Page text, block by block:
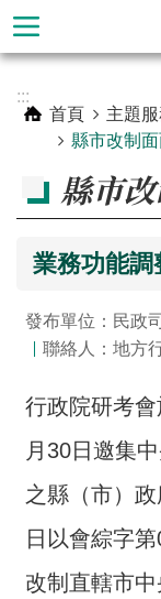
跳到主要內容區塊
階
本
部
簡
題
:::
首頁
主題
縣市改制
縣市
業務功能調
發布單位：民政司
聯絡人：地方
行政院研考
月30日邀集
之縣（市）
日以會綜字
改制直轄市